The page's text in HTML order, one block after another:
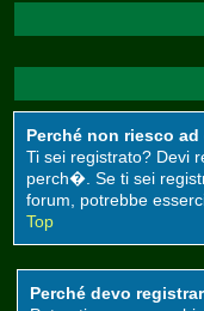
Perché non riesco ad
Ti sei registrato? Devi
perch�. Se ti sei
forum, potrebbe
Top
Perché devo